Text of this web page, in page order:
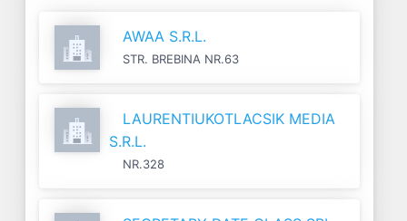
AWAA S.R.L.
STR. BREBINA NR.63
LAURENTIUKOTLACSIK MEDIA
S.R.L.
NR.328